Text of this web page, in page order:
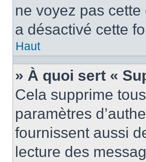
ne voyez pas
a désactivé cette
Haut
» À quoi sert «
Cela supprime
paramètres
fournissent aussi
lecture des